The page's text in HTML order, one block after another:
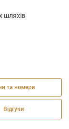
та номери
Відгуки
шляхів